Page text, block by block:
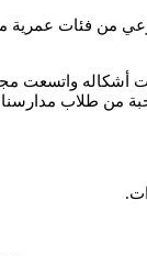
من فئات عمرية
أشكاله واتسعت
من طلاب مدارسنا